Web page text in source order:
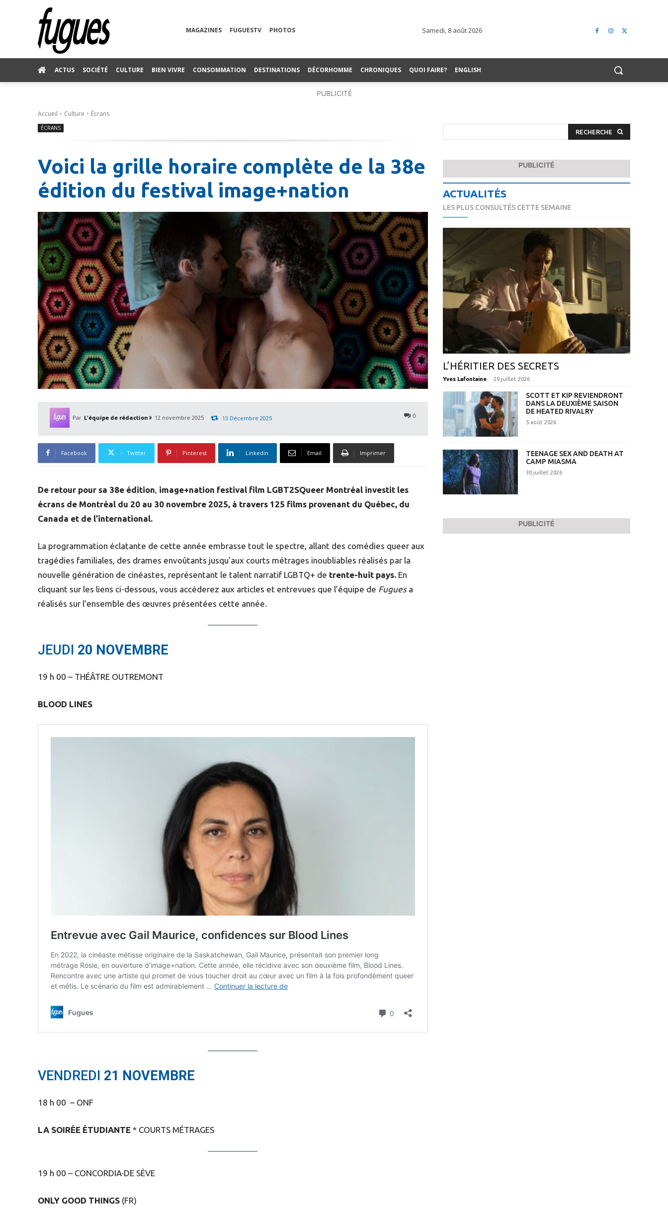
MAGAZINES FUGUESTV PHOTOS Samedi, 8 août 2026
ACTUS SOCIÉTÉ CULTURE BIEN VIVRE CONSOMMATION DESTINATIONS DÉCORHOMME CHRONIQUES QUOI FAIRE? ENGLISH
PUBLICITÉ
Accueil Culture Écrans
ÉCRANS
Voici la grille horaire complète de la 38e
édition du festival image+nation
Par L'équipe de rédaction 12 novembre 2025 0
13 Décembre 2025
Facebook Twitter Pinterest Linkedin Email Imprimer
De retour pour sa 38e édition, image+nation festival film LGBT2SQueer Montréal investit les
écrans de Montréal du 20 au 30 novembre 2025, à travers 125 films provenant du Québec, du
Canada et de l’international.
La programmation éclatante de cette année embrasse tout le spectre, allant des comédies queer aux
tragédies familiales, des drames envoûtants jusqu’aux courts métrages inoubliables réalisés par la
nouvelle génération de cinéastes, représentant le talent narratif LGBTQ+ de trente-huit pays. En
cliquant sur les liens ci-dessous, vous accéderez aux articles et entrevues que l’équipe de Fuguesa
réalisés sur l’ensemble des œuvres présentées cette année.
JEUDI 20 NOVEMBRE
19 h 00 – THÉÂTRE OUTREMONT
BLOOD LINES
VENDREDI 21 NOVEMBRE
18 h 00 – ONF
LA SOIRÉE ÉTUDIANTE * COURTS MÉTRAGES
19 h 00 – CONCORDIA·DE SÈVE
ONLY GOOD THINGS (FR)
RECHERCHE
PUBLICITÉ
ACTUALITÉS
LES PLUS CONSULTÉS CETTE SEMAINE
L’HÉRITIER DES SECRETS
Yves Lafontaine - 29 juillet 2026
SCOTT ET KIP REVIENDRONT
DANS LA DEUXIÈME SAISON
DE HEATED RIVALRY
5 août 2026
TEENAGE SEX AND DEATH AT
CAMP MIASMA
30 juillet 2026
PUBLICITÉ